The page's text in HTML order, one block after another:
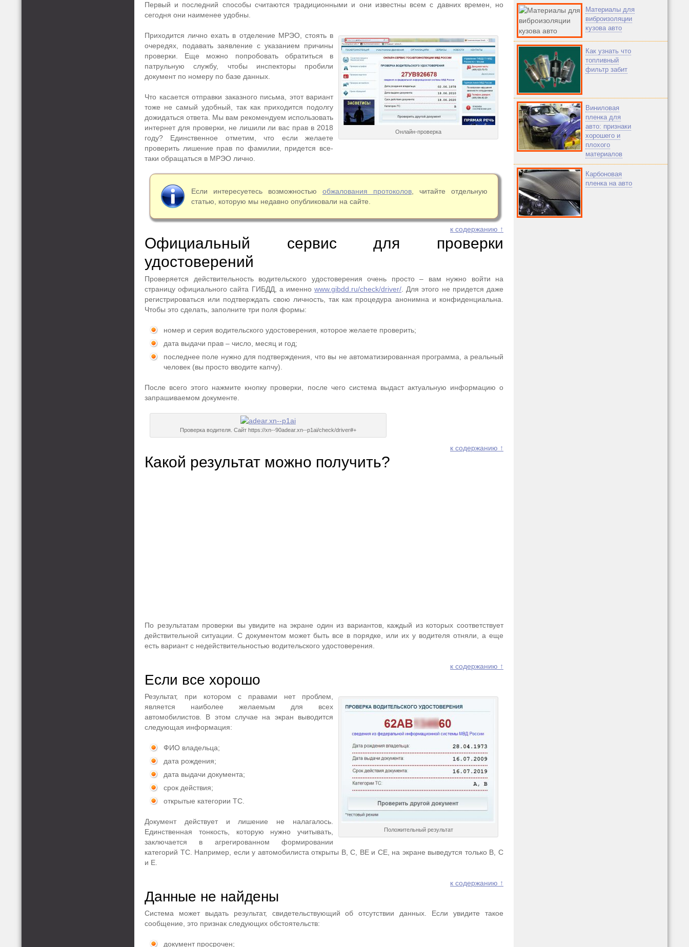
Первый и последний способы считаются традиционными и они известны всем с давних времен, но
сегодня они наименее удобны.
Онлайн-проверка
Приходится лично ехать в отделение МРЭО, стоять в
очередях, подавать заявление с указанием причины
проверки. Еще можно попробовать обратиться в
патрульную службу, чтобы инспекторы пробили
документ по номеру по базе данных.
Что касается отправки заказного письма, этот вариант
тоже не самый удобный, так как приходится подолгу
дожидаться ответа. Мы вам рекомендуем использовать
интернет для проверки, не лишили ли вас прав в 2018
году? Единственное отметим, что если желаете
проверить лишение прав по фамилии, придется все-
таки обращаться в МРЭО лично.
Если интересуетесь возможностью обжалования протоколов , читайте отдельную
статью, которую мы недавно опубликовали на сайте.
к содержанию ↑
Официальный сервис для проверки
удостоверений
Проверяется действительность водительского удостоверения очень просто – вам нужно войти на
страницу официального сайта ГИБДД, а именноwww.gibdd.ru/check/driver/ . Для этого не придется даже
регистрироваться или подтверждать свою личность, так как процедура анонимна и конфиденциальна.
Чтобы это сделать, заполните три поля формы:
номер и серия водительского удостоверения, которое желаете проверить;
дата выдачи прав – число, месяц и год;
последнее поле нужно для подтверждения, что вы не автоматизированная программа, а реальный
человек (вы просто вводите капчу).
После всего этого нажмите кнопку проверки, после чего система выдаст актуальную информацию о
запрашиваемом документе.
Проверка водителя. Сайт https://xn--90adear.xn--p1ai/check/driver#+
к содержанию ↑
Какой результат можно получить?
По результатам проверки вы увидите на экране один из вариантов, каждый из которых соответствует
действительной ситуации. С документом может быть все в порядке, или их у водителя отняли, а еще
есть вариант с недействительностью водительского удостоверения.
к содержанию ↑
Если все хорошо
Положительный результат
Результат, при котором с правами нет проблем,
является наиболее желаемым для всех
автомобилистов. В этом случае на экран выводится
следующая информация:
ФИО владельца;
дата рождения;
дата выдачи документа;
срок действия;
открытые категории ТС.
Документ действует и лишение не налагалось.
Единственная тонкость, которую нужно учитывать,
заключается в агрегированном формировании
категорий ТС. Например, если у автомобилиста открыты В, С, ВЕ и СЕ, на экране выведутся только В, С
и Е.
к содержанию ↑
Данные не найдены
Система может выдать результат, свидетельствующий об отсутствии данных. Если увидите такое
сообщение, это признак следующих обстоятельств:
документ просрочен;
Материалы для
виброизоляции
кузова авто
Как узнать что
топливный
фильтр забит
Виниловая
пленка для
авто: признаки
хорошего и
плохого
материалов
Карбоновая
пленка на авто